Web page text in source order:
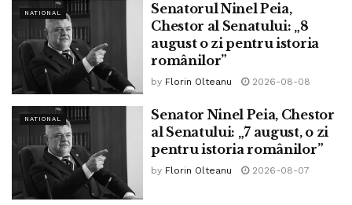
NATIONAL
Senatorul Ninel Peia,
Chestor al Senatului: „8
august o zi pentru istoria
românilor”
by Florin Olteanu 2026-08-08
NATIONAL
Senator Ninel Peia, Chestor
al Senatului: „7 august, o zi
pentru istoria românilor”
by Florin Olteanu 2026-08-07